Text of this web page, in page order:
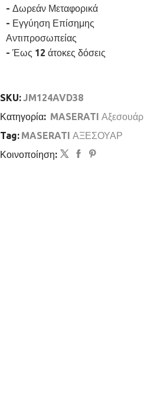
ποσότητα
- Δωρεάν Μεταφορικά
- Εγγύηση Επίσημης
Αντιπροσωπείας
- Έως 12 άτοκες δόσεις
SKU: JM124AVD38
Κατηγορία: MASERATI Αξεσουάρ
Tag: MASERATI ΑΞΕΣΟΥΑΡ
Κοινοποίηση: